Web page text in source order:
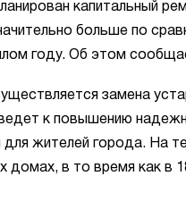
капитальный
больше по
году. Об этом
замена
к повышению
для жителей города. На
домах, в то время как в